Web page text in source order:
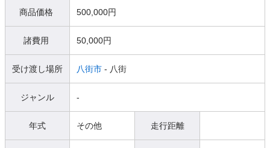
商品価格 500,000円
諸費用 50,000円
受け渡し場所 八街市 - 八街
ジャンル -
年式 その他 走行距離